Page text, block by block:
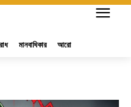
মানবাধিকার আরো